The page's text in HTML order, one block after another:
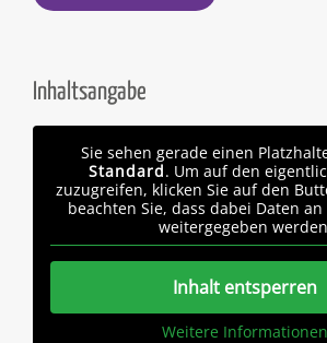
Inhaltsangabe
Sie sehen gerade einen
Standard. Um auf den
zuzugreifen, klicken Sie auf den
beachten Sie, dass dabei Daten
weitergegeben
Inhalt entsperren
Weitere Informationen